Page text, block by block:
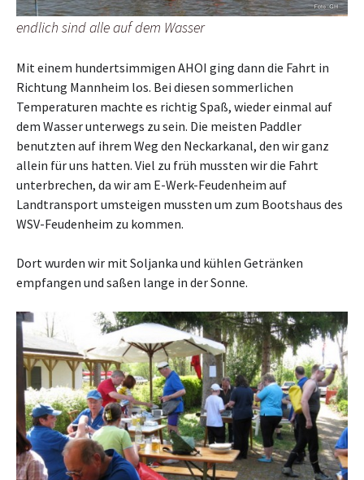
endlich sind alle auf dem Wasser
Mit einem hundertsimmigen AHOI ging dann die Fahrt in
Richtung Mannheim los. Bei diesen sommerlichen
Temperaturen machte es richtig Spaß, wieder einmal auf
dem Wasser unterwegs zu sein. Die meisten Paddler
benutzten auf ihrem Weg den Neckarkanal, den wir ganz
allein für uns hatten. Viel zu früh mussten wir die Fahrt
unterbrechen, da wir am E-Werk-Feudenheim auf
Landtransport umsteigen mussten um zum Bootshaus des
WSV-Feudenheim zu kommen.
Dort wurden wir mit Soljanka und kühlen Getränken
empfangen und saßen lange in der Sonne.